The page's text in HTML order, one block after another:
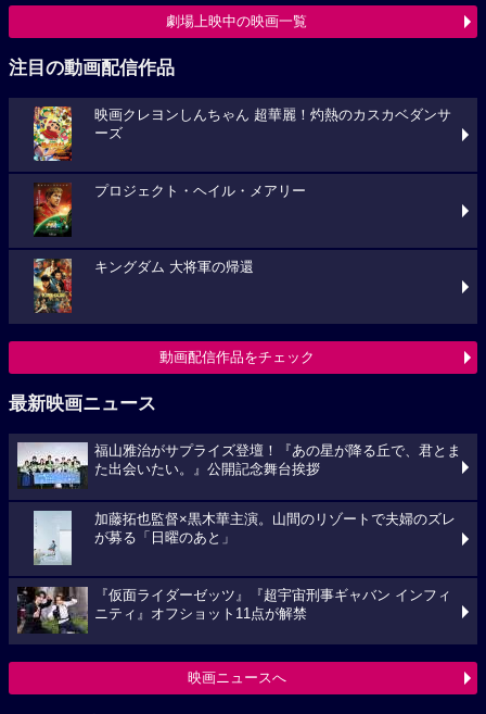
劇場上映中の映画一覧
注目の動画配信作品
映画クレヨンしんちゃん 超華麗！灼熱のカスカベダンサ
ーズ
プロジェクト・ヘイル・メアリー
キングダム 大将軍の帰還
動画配信作品をチェック
最新映画ニュース
福山雅治がサプライズ登壇！『あの星が降る丘で、君とま
た出会いたい。』公開記念舞台挨拶
加藤拓也監督×黒木華主演。山間のリゾートで夫婦のズレ
が募る「日曜のあと」
『仮面ライダーゼッツ』『超宇宙刑事ギャバン インフィ
ニティ』オフショット11点が解禁
映画ニュースへ